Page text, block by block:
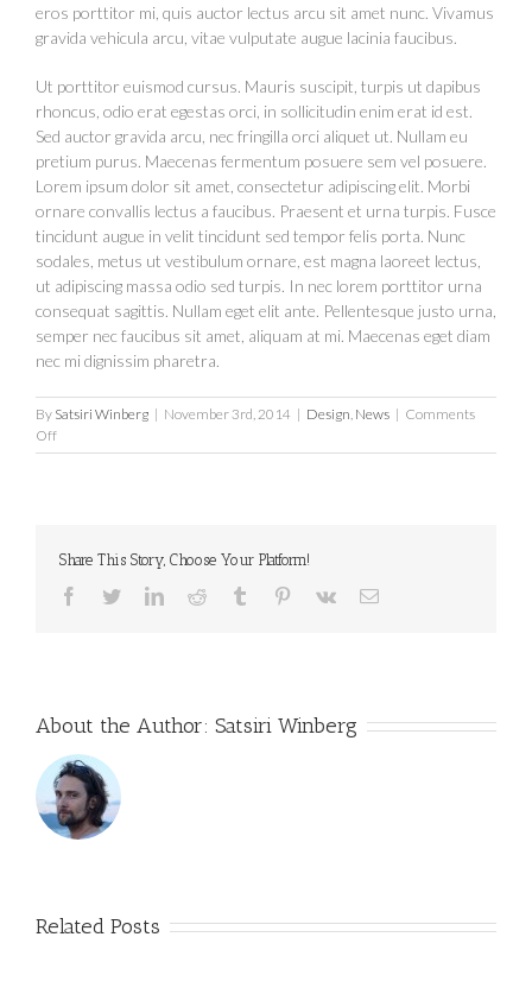
eros porttitor mi, quis auctor lectus arcu sit amet nunc. Vivamus
gravida vehicula arcu, vitae vulputate augue lacinia faucibus.
Ut porttitor euismod cursus. Mauris suscipit, turpis ut dapibus
rhoncus, odio erat egestas orci, in sollicitudin enim erat id est.
Sed auctor gravida arcu, nec fringilla orci aliquet ut. Nullam eu
pretium purus. Maecenas fermentum posuere sem vel posuere.
Lorem ipsum dolor sit amet, consectetur adipiscing elit. Morbi
ornare convallis lectus a faucibus. Praesent et urna turpis. Fusce
tincidunt augue in velit tincidunt sed tempor felis porta. Nunc
sodales, metus ut vestibulum ornare, est magna laoreet lectus,
ut adipiscing massa odio sed turpis. In nec lorem porttitor urna
consequat sagittis. Nullam eget elit ante. Pellentesque justo urna,
semper nec faucibus sit amet, aliquam at mi. Maecenas eget diam
nec mi dignissim pharetra.
By Satsiri Winberg | November 3rd, 2014 | Design News | Comments
Offon
Sed
Share This Story, Choose Your Platform!
facebooktwitterlinkedinreddit tumblr pinterest
vk Email
About the Author: Satsiri Winberg
Related Posts